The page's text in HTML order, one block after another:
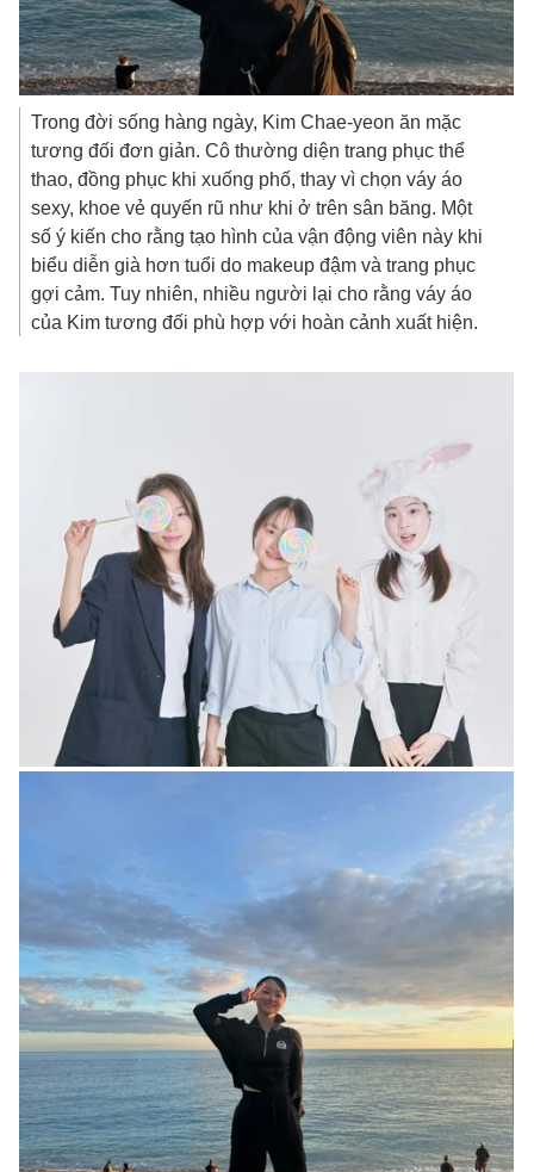
Trong đời sống hàng ngày, Kim Chae-yeon ăn mặc
tương đối đơn giản. Cô thường diện trang phục thể
thao, đồng phục khi xuống phố, thay vì chọn váy áo
sexy, khoe vẻ quyến rũ như khi ở trên sân băng. Một
số ý kiến cho rằng tạo hình của vận động viên này khi
biểu diễn già hơn tuổi do makeup đậm và trang phục
gợi cảm. Tuy nhiên, nhiều người lại cho rằng váy áo
của Kim tương đối phù hợp với hoàn cảnh xuất hiện.